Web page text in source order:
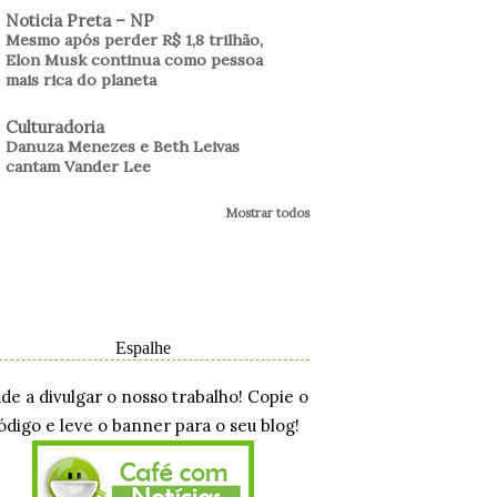
Noticia Preta – NP
Mesmo após perder R$ 1,8 trilhão,
Elon Musk continua como pessoa
mais rica do planeta
Culturadoria
Danuza Menezes e Beth Leivas
cantam Vander Lee
Mostrar todos
Espalhe
a divulgar o nosso trabalho! Copie o
e leve o banner para o seu blog!